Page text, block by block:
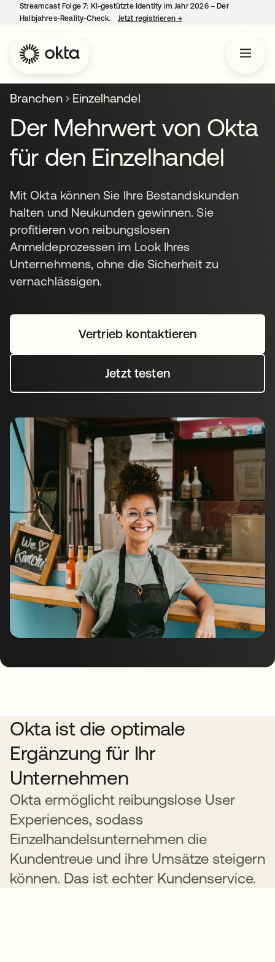
Streamcast Folge 7: KI-gestützte Identity im Jahr 2026 – Der
Halbjahres-Reality-Check.
Jetzt registrieren→
Branchen Einzelhandel
Der Mehrwert von Okta
für den Einzelhandel
Mit Okta können Sie Ihre Bestandskunden
halten und Neukunden gewinnen. Sie
profitieren von reibungslosen
Anmeldeprozessen im Look Ihres
Unternehmens, ohne die Sicherheit zu
vernachlässigen.
Vertrieb kontaktieren
Jetzt testen
Okta ist die optimale
Ergänzung für Ihr
Unternehmen
Okta ermöglicht reibungslose User
Experiences, sodass
Einzelhandelsunternehmen die
Kundentreue und ihre Umsätze steigern
können. Das ist echter Kundenservice.